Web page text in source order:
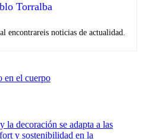
Torralba
encontrareis noticias de actualidad.
en el cuerpo
la decoración se adapta a las
y sostenibilidad en la